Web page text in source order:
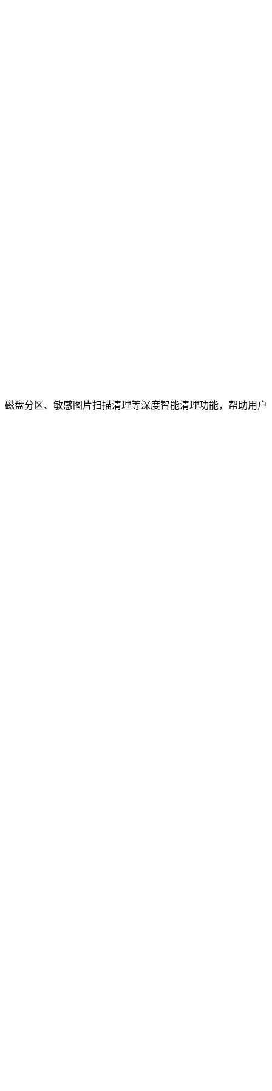
盘分区、敏感图片扫描清理等深度智能清理功能，帮助用户